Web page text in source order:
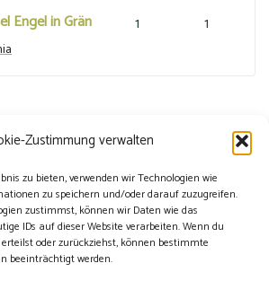
Zustimmung verwalten
zu bieten, verwenden wir Technologien wie
zu speichern und/oder darauf zuzugreifen.
zustimmst, können wir Daten wie das
IDs auf dieser Website verarbeiten. Wenn du
oder zurückziehst, können bestimmte
beeinträchtigt werden.
Engel in Grän
1 1